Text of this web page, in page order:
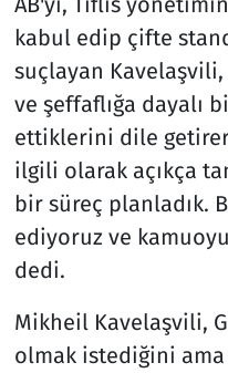
kabul edip çifte
suçlayan Kavelaşvili,
ve şeffaflığa dayalı
ettiklerini dile
ilgili olarak açıkça
bir süreç planladık.
ediyoruz ve
dedi.
Mikheil Kavelaşvili,
olmak istediğini